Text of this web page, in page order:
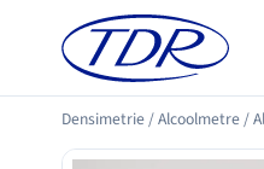
Densimetrie/Alcoolmetre/